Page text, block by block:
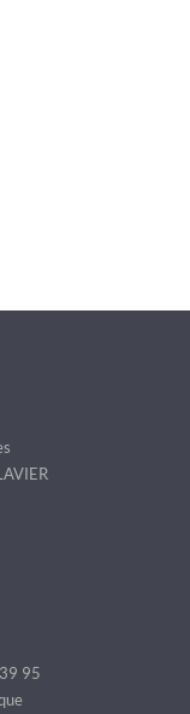
95